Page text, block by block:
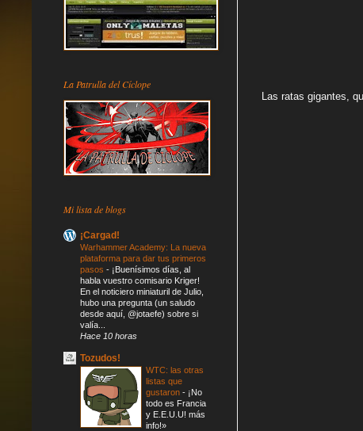
Las ratas gigantes,
La Patrulla del Cíclope
Mi lista de blogs
¡Cargad!
Warhammer Academy: La nueva
plataforma para dar tus primeros
pasos - ¡Buenísimos días, al
habla vuestro comisario Kriger!
En el noticiero miniaturil de Julio,
hubo una pregunta (un saludo
desde aquí, @jotaefe) sobre si
valía...
Hace 10 horas
Tozudos!
WTC: las otras
listas que
gustaron - ¡No
todo es Francia
y E.E.U.U! más
info!»